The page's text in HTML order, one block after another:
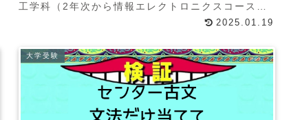
工学科（2年次から情報エレクトロニクスコース・
エネルギー・電子制御コースに分かれる） 電子物
2025.01.19
大学受験